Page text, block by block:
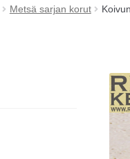
Metsä sarjan korut